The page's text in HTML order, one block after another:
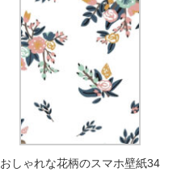
おしゃれな花柄のスマホ壁紙34